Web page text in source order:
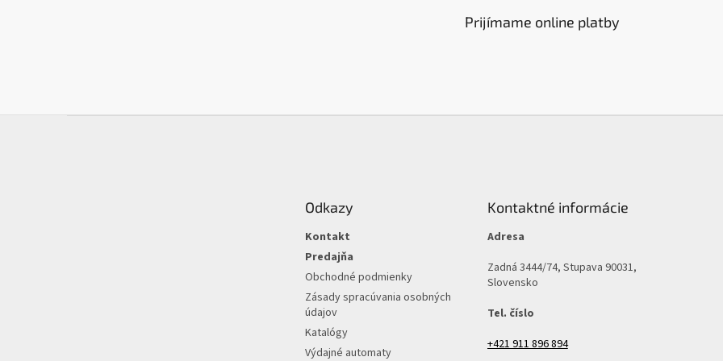
Prijímame online platby
Odkazy
Kontakt
Predajňa
Obchodné podmienky
Zásady spracúvania osobných
údajov
Katalógy
Výdajné automaty
Kontaktné informácie
Adresa
Zadná 3444/74, Stupava 90031,
Slovensko
Tel. číslo
+421 911 896 894